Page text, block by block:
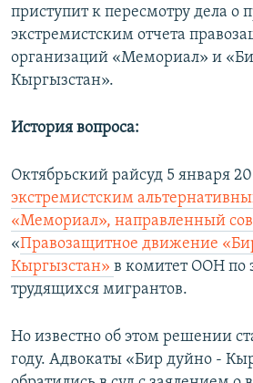
приступит к пересмотру дела о
экстремистским отчета
организаций «Мемориал» и
Кыргызстан».
История вопроса:
Октябрьский райсуд 5 января
экстремистским
«Мемориал», направленный
«Правозащитное движение
Кыргызстан» в комитет ООН по
трудящихся мигрантов.
Но известно об этом решении
году. Адвокаты «Бир дуйно -